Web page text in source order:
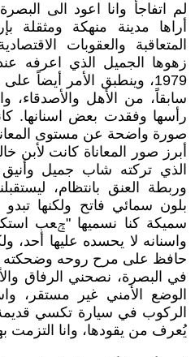
أراها مدينة منهكة
المتعاقبة والعقوبات
زهوها الجميل الذي اعرفه
1979، وينطبق الأمر أيضاً
سابقاً، من الأهل
رأسها وفقدت بعض اسنانها.
صورة واضحة عن مستوى المعاناة
أبرز صور المعاناة كانت لأبن
الذي تركته شاب جميل وأنيق
وربطة العنق بانتظام،
بلون سمائي فاتح ولكنها
سميكة كنا نسميها "ݘعب
واسنانه لا يحسده عليها
حافظ على مرح روحه وضحكته
في البصرة، نصحني الرفاق
الوضع الأمني غير مستقر،
الركوب في سيارة تكسي قديمة
يُعرف من يقودها، وانا التزمت